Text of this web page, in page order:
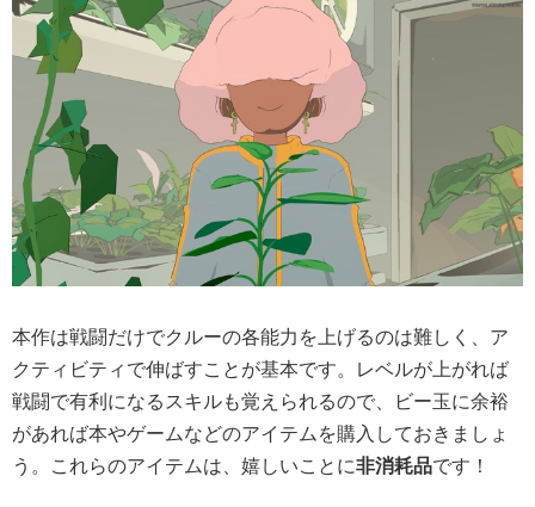
本作は戦闘だけでクルーの各能力を上げるのは難しく、ア
クティビティで伸ばすことが基本です。レベルが上がれば
戦闘で有利になるスキルも覚えられるので、ビー玉に余裕
があれば本やゲームなどのアイテムを購入しておきましょ
う。これらのアイテムは、嬉しいことに非消耗品です！